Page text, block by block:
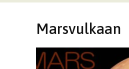
Marsvulkaan